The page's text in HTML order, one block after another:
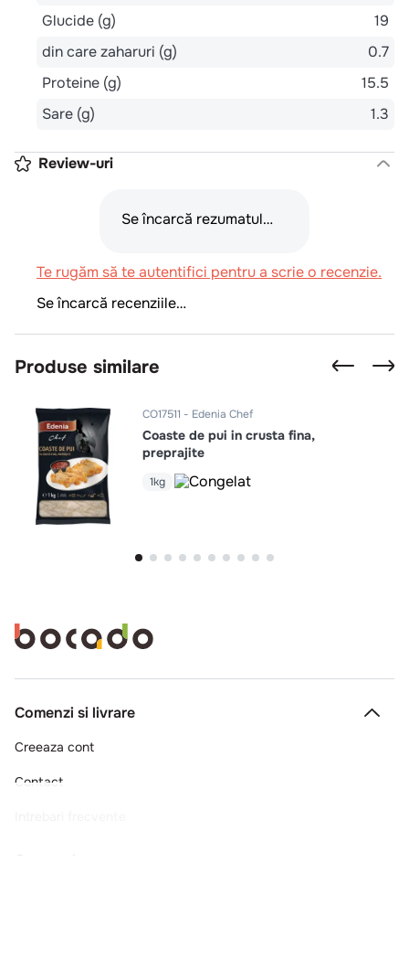
Glucide (g)
19
din care zaharuri (g)
0.7
Proteine (g)
15.5
Sare (g)
1.3
Review-uri
Se încarcă rezumatul…
Te rugăm să te autentifici pentru a scrie o recenzie.
Se încarcă recenziile…
Produse similare
CO17511 Edenia Chef
Coaste de pui in crusta fina,
preprajite
1kg
Comenzi si livrare
Creeaza cont
Contact